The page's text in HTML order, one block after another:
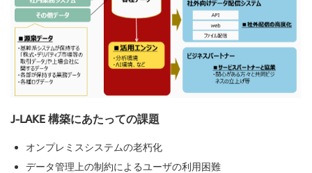
J-LAKE 構築にあたっての課題
オンプレミスシステムの老朽化
データ管理上の制約によるユーザの利用困難